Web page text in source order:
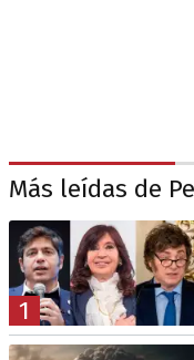
Más leídas de
1